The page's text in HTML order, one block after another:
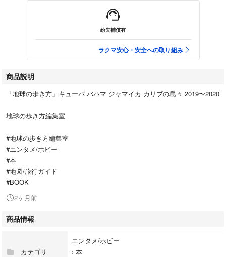
紛失補償有
ラクマ安心・安全への取り組み
商品説明
「地球の歩き方」キューバ バハマ ジャマイカ カリブの島々 2019〜2020
地球の歩き方編集室
#地球の歩き方編集室
#エンタメ/ホビー
#本
#地図/旅行ガイド
#BOOK
2ヶ月前
商品情報
カテゴリ
エンタメ/ホビー
› 本